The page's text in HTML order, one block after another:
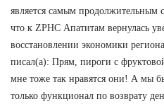
является самым продолжительным
что к ZPHC Апатитам вернулась
восстановлении экономики
писал(а): Прям, пироги с
мне тоже так нравятся они! А мы
только функционал по возврату